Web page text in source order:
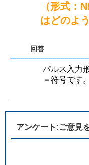
（形式：
はどのよ
回答
パルス入力
＝符号です。
アンケート:ご意見